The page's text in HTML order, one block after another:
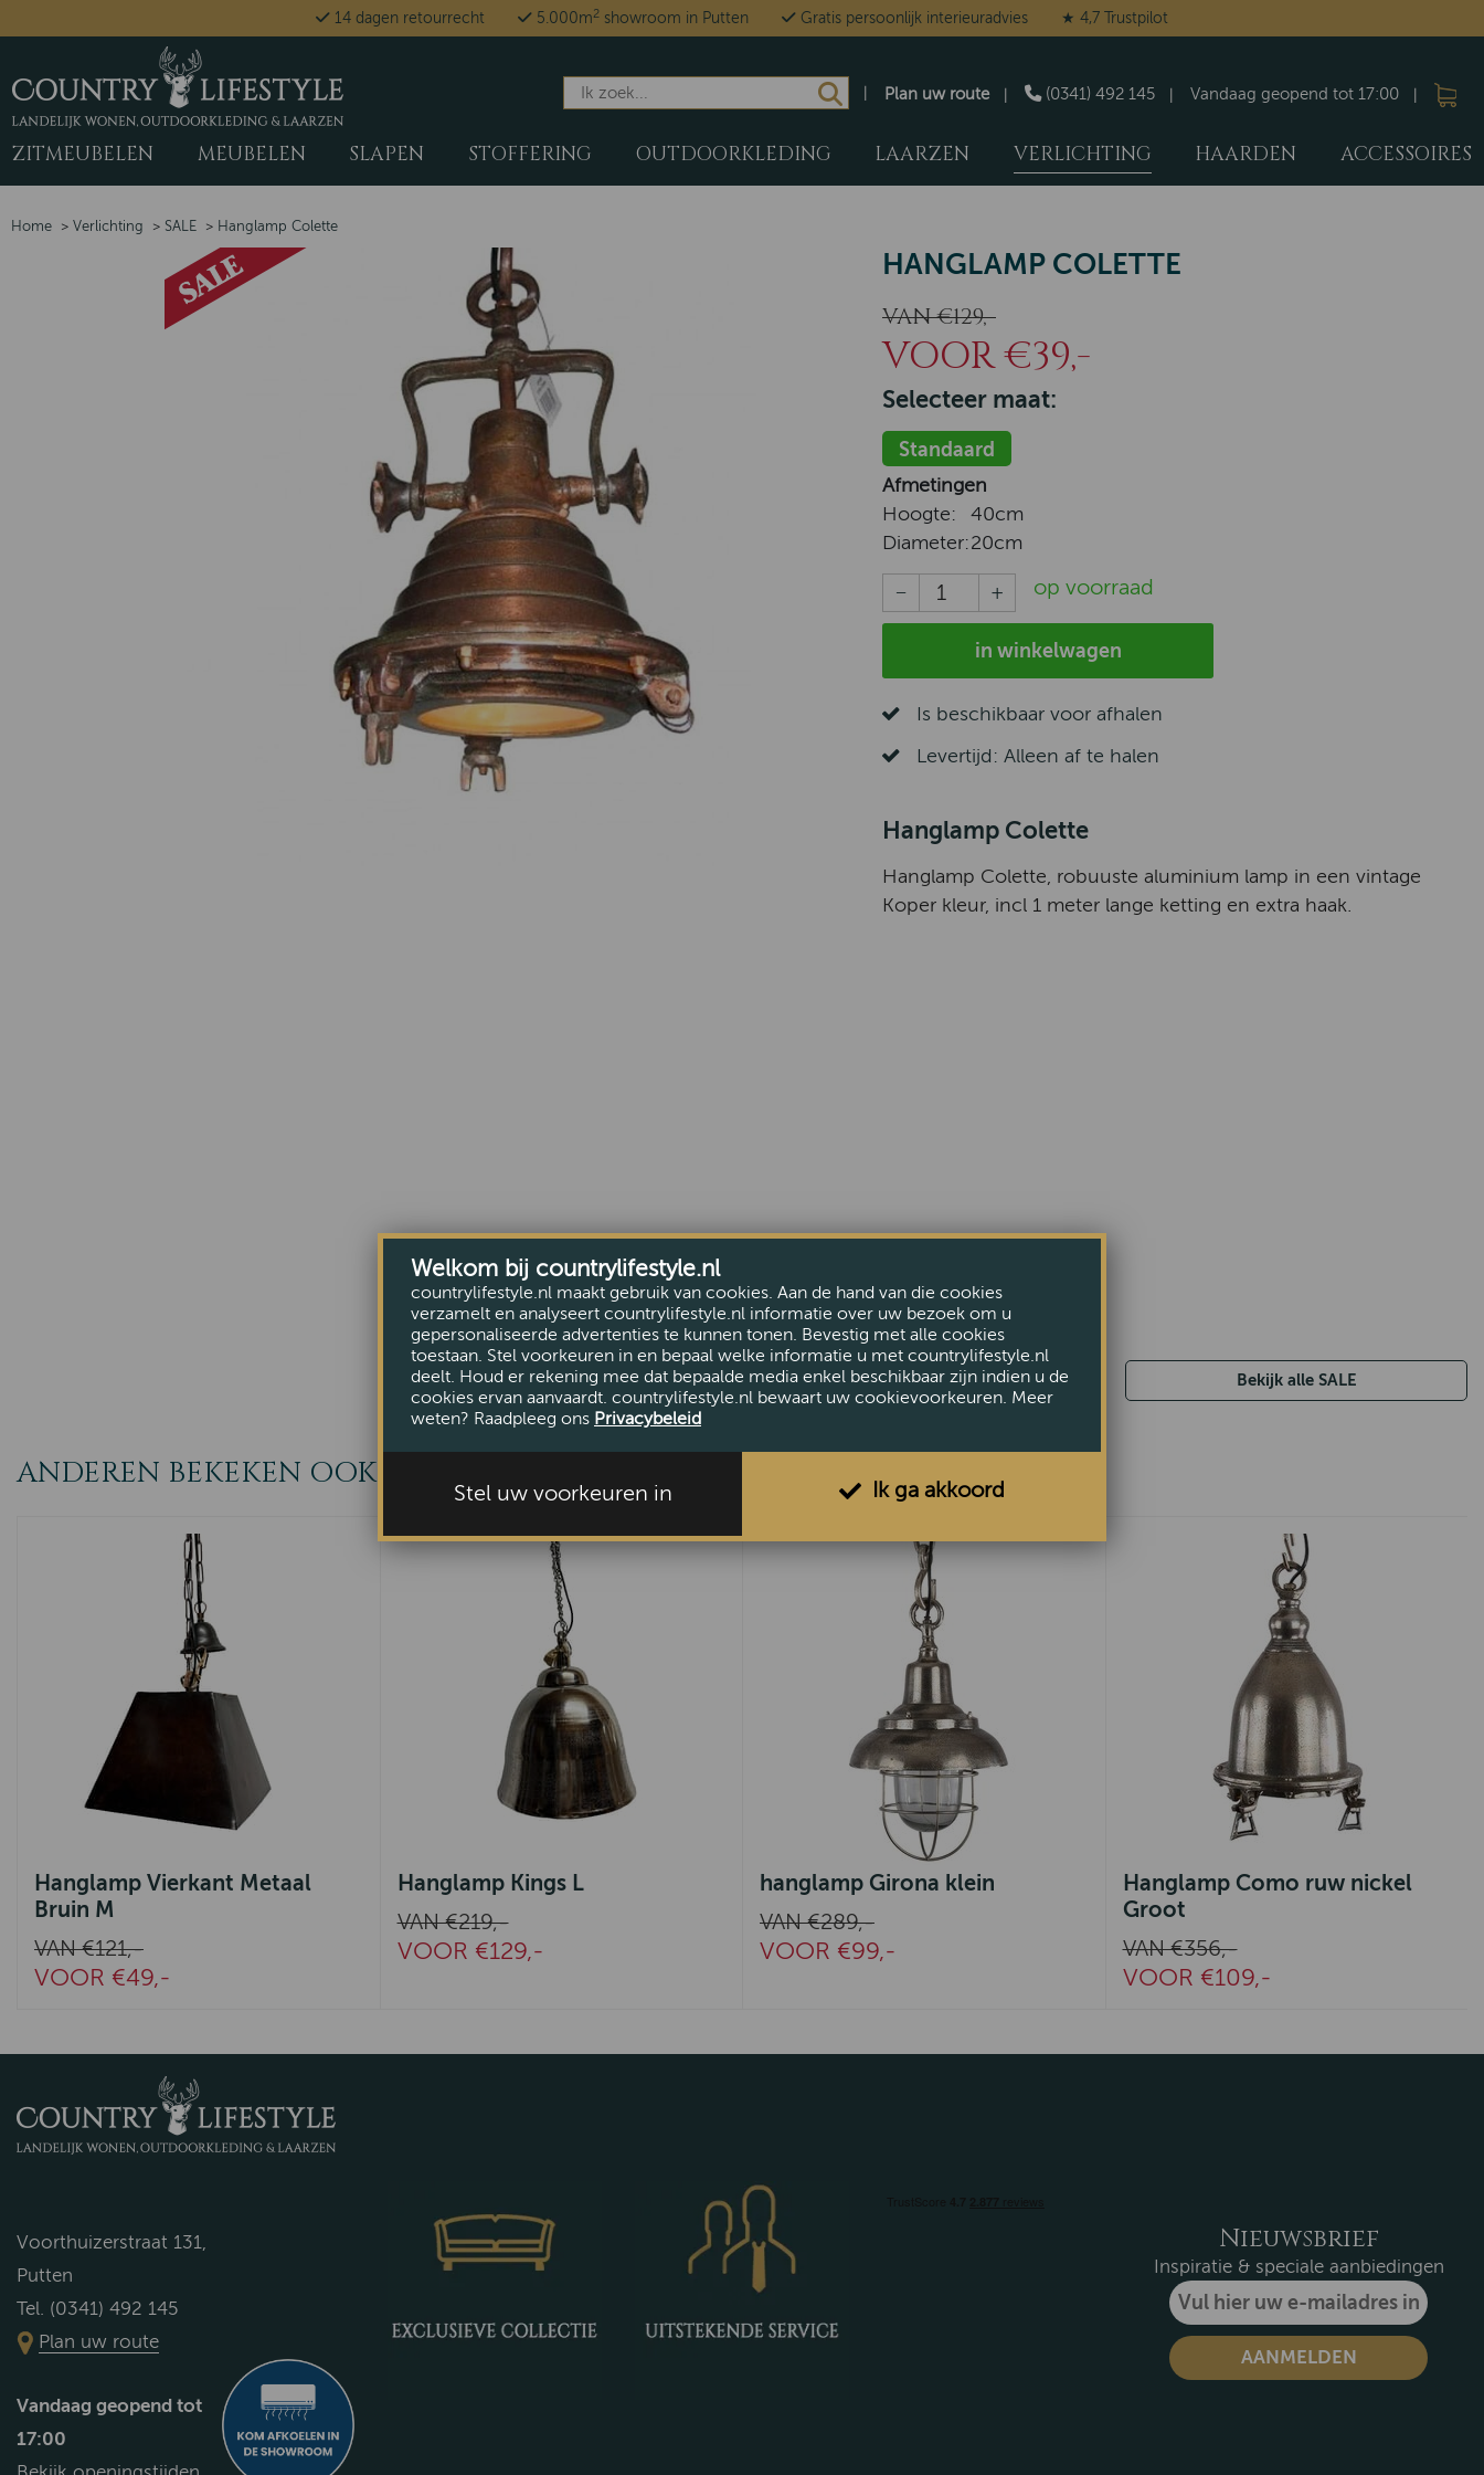
14 dagen retourrecht 5.000m2 showroom in Putten Gratis persoonlijk interieuradvies ★ 4,7 Trustpilot
Vandaag geopend tot 17:00
(0341) 492 145
Plan uw route
ZITMEUBELEN MEUBELEN SLAPEN STOFFERING OUTDOORKLEDING LAARZEN VERLICHTING HAARDEN ACCESSOIRES
Home > Verlichting > SALE > Hanglamp Colette
HANGLAMP COLETTE
VAN €129,-
VOOR €39,-
Selecteer maat:
Standaard
Afmetingen
Hoogte:
40cm
Diameter:20cm
op voorraad
in winkelwagen
Is beschikbaar voor afhalen
Levertijd: Alleen af te halen
Hanglamp Colette
Hanglamp Colette, robuuste aluminium lamp in een vintage
Koper kleur, incl 1 meter lange ketting en extra haak.
Bekijk alle SALE
ANDEREN BEKEKEN OOK
Hanglamp Vierkant Metaal
Bruin M
VAN €121,-
VOOR €49,-
Hanglamp Kings L
VAN €219,-
VOOR €129,-
hanglamp Girona klein
VAN €289,-
VOOR €99,-
Hanglamp Como ruw nickel
Groot
VAN €356,-
VOOR €109,-
Voorthuizerstraat 131,
Putten
Tel. (0341) 492 145
Plan uw route
Vandaag geopend tot
17:00
Nieuwsbrief
Inspiratie & speciale aanbiedingen
Welkom bij countrylifestyle.nl
countrylifestyle.nl maakt gebruik van cookies. Aan de hand van die cookies
verzamelt en analyseert countrylifestyle.nl informatie over uw bezoek om u
gepersonaliseerde advertenties te kunnen tonen. Bevestig met alle cookies
toestaan. Stel voorkeuren in en bepaal welke informatie u met countrylifestyle.nl
deelt. Houd er rekening mee dat bepaalde media enkel beschikbaar zijn indien u de
cookies ervan aanvaardt. countrylifestyle.nl bewaart uw cookievoorkeuren. Meer
weten? Raadpleeg ons Privacybeleid
Stel uw voorkeuren in Ik ga akkoord